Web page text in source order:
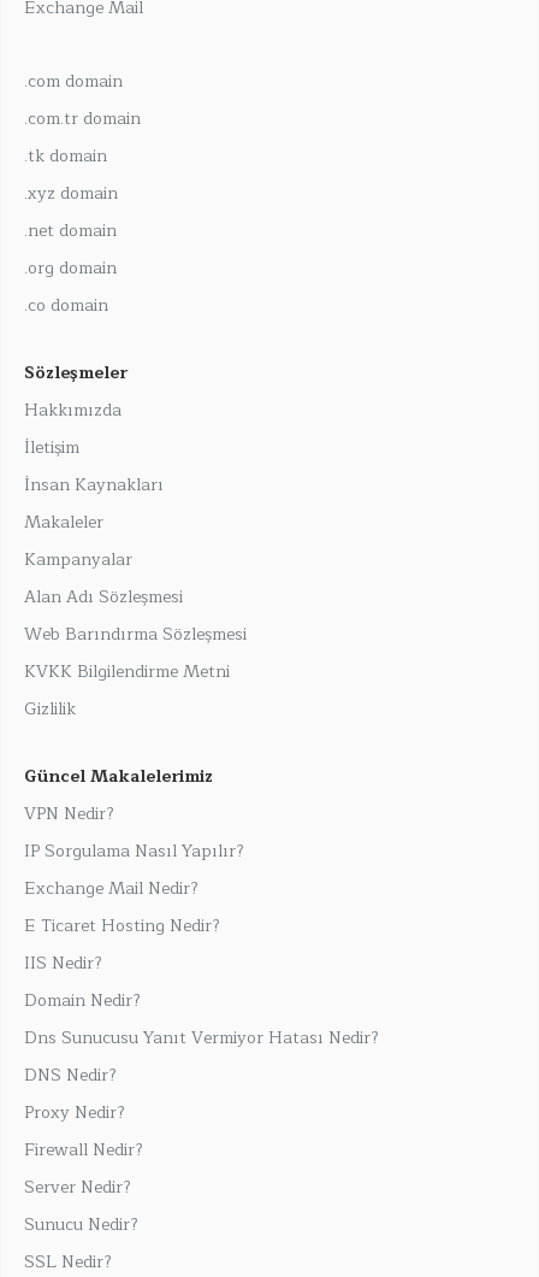
Exchange Mail
.com domain
.com.tr domain
.tk domain
.xyz domain
.net domain
.org domain
.co domain
Sözleşmeler
Hakkımızda
İletişim
İnsan Kaynakları
Makaleler
Kampanyalar
Alan Adı Sözleşmesi
Web Barındırma Sözleşmesi
KVKK Bilgilendirme Metni
Gizlilik
Güncel Makalelerimiz
VPN Nedir?
IP Sorgulama Nasıl Yapılır?
Exchange Mail Nedir?
E Ticaret Hosting Nedir?
IIS Nedir?
Domain Nedir?
Dns Sunucusu Yanıt Vermiyor Hatası Nedir?
DNS Nedir?
Proxy Nedir?
Firewall Nedir?
Server Nedir?
Sunucu Nedir?
SSL Nedir?